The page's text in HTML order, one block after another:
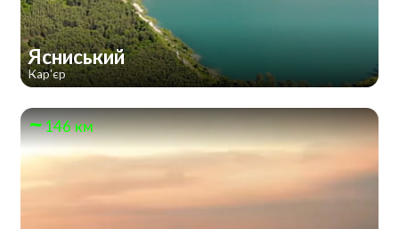
Ясниський
Кар'єр
146 км